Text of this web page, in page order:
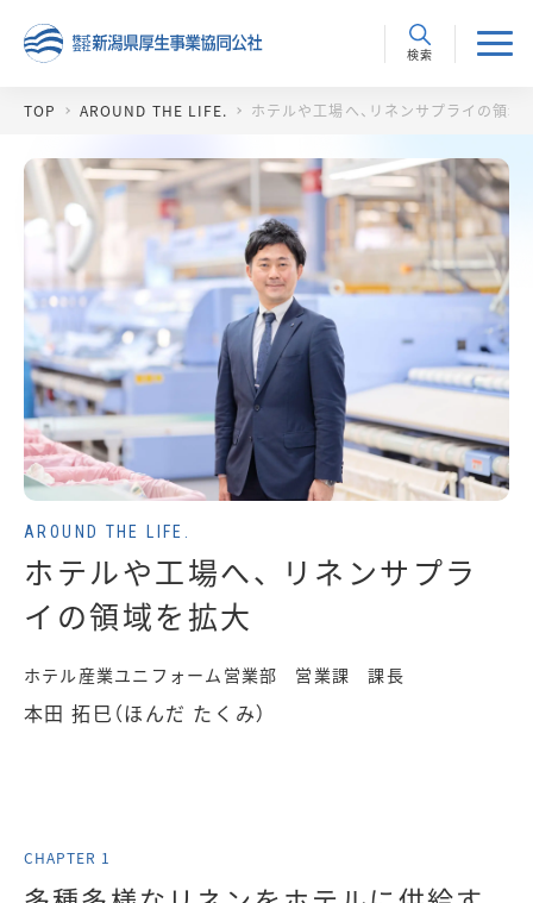
検索
TOP AROUND THE LIFE. ホテルや工場へ、リネンサプライの領域
ホテルや工場へ、 リネンサプラ
イの領域を拡大
ホテル産業ユニフォーム営業部 営業課 課長
本田 拓巳（ほんだ たくみ）